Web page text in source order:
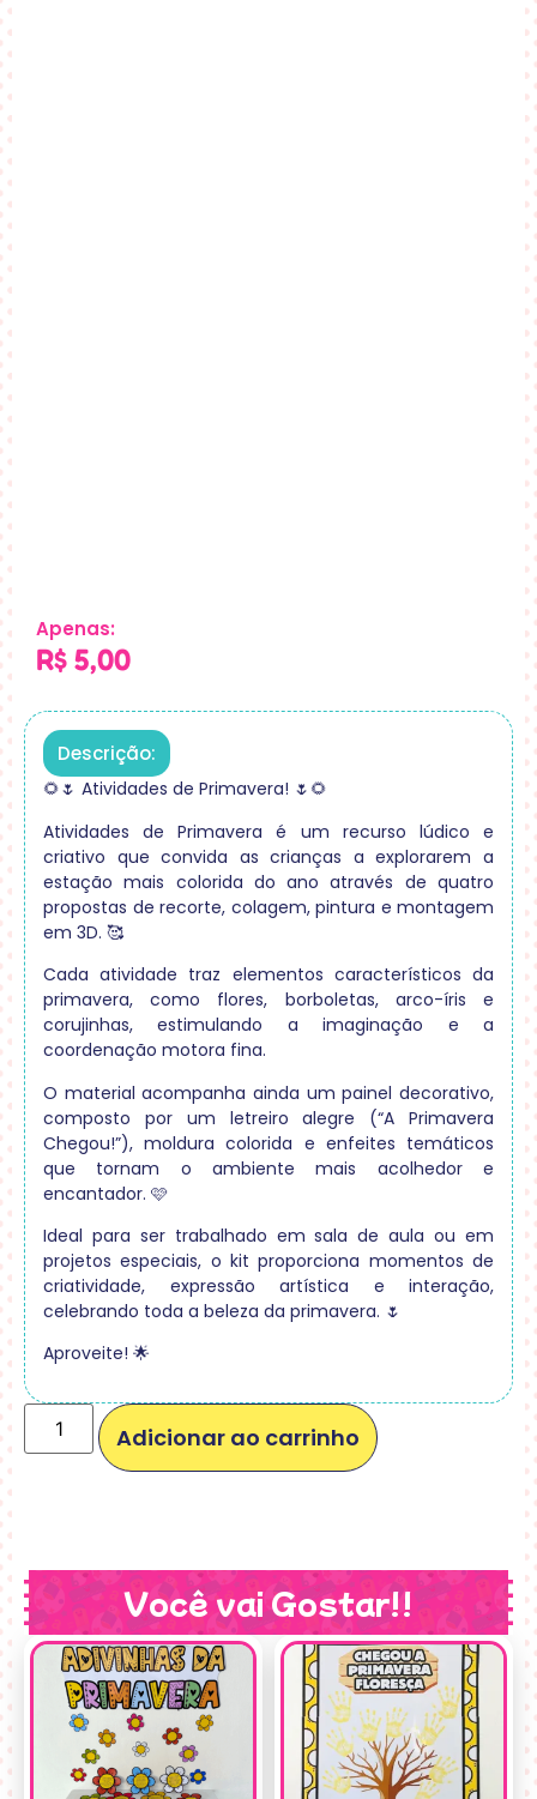
Apenas:
R$ 5,00
Descrição:
🌻🌷 Atividades de Primavera! 🌷🌻
Atividades de Primavera é um recurso lúdico e
criativo que convida as crianças a explorarem a
estação mais colorida do ano através de quatro
propostas de recorte, colagem, pintura e montagem
em 3D. 🥰
Cada atividade traz elementos característicos da
primavera, como flores, borboletas, arco-íris e
corujinhas, estimulando a imaginação e a
coordenação motora fina.
O material acompanha ainda um painel decorativo,
composto por um letreiro alegre (“A Primavera
Chegou!”), moldura colorida e enfeites temáticos
que tornam o ambiente mais acolhedor e
encantador. 🩷
Ideal para ser trabalhado em sala de aula ou em
projetos especiais, o kit proporciona momentos de
criatividade, expressão artística e interação,
celebrando toda a beleza da primavera. 🌷
Aproveite! 🌟
Adicionar ao carrinho
Você vai Gostar!!